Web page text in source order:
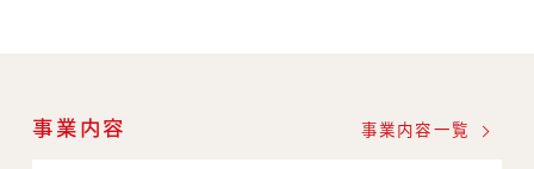
事業内容 事業内容一覧